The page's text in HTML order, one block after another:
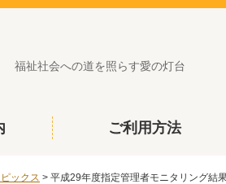
福祉社会への道を照らす愛の灯台
ご利用方法
ックス > 平成29年度指定管理者モニタリング結